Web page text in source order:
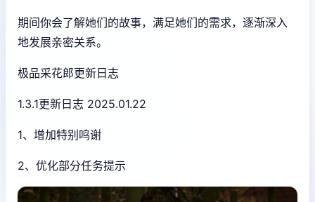
期间你会了解她们的故事，满足她们的需求，逐渐深入
地发展亲密关系。
极品采花郎更新日志
1.3.1更新日志 2025.01.22
1、增加特别鸣谢
2、优化部分任务提示